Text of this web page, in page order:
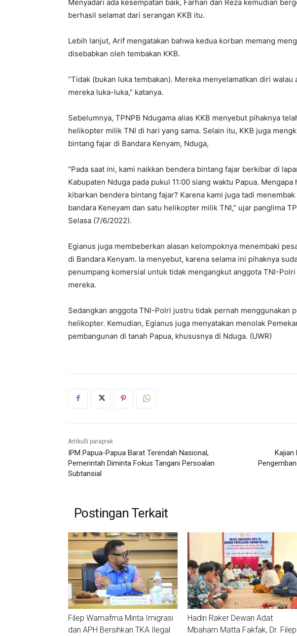
Menyadari ada kesempatan baik, Farhan dan Reza kemudian
berhasil selamat dari serangan KKB itu.
Lebih lanjut, Arif mengatakan bahwa kedua korban memang
disebabkan oleh tembakan KKB.
“Tidak (bukan luka tembakan). Mereka menyelamatkan diri
mereka luka-luka,” katanya.
Sebelumnya, TPNPB Ndugama alias KKB menyebut pihaknya
helikopter milik TNI di hari yang sama. Selain itu, KKB juga
bintang fajar di Bandara Kenyam, Nduga,
“Pada saat ini, kami naikkan bendera bintang fajar berkibar di
Kabupaten Nduga pada pukul 11:00 siang waktu Papua.
kibarkan bendera bintang fajar? Karena kami juga tadi
bandara Keneyam dan satu helikopter milik TNI,” ujar panglima
Selasa (7/6/2022).
Egianus juga membeberkan alasan kelompoknya menembaki
di Bandara Kenyam. Ia menyebut, karena selama ini pihaknya
penumpang komersial untuk tidak mengangkut anggota TNI-
mereka.
Sedangkan anggota TNI-Polri justru tidak pernah menggunakan
helikopter. Kemudian, Egianus juga menyatakan menolak
pembangunan di tanah Papua, khususnya di Nduga. (UWR)
Artikulli paraprak
IPM Papua-Papua Barat Terendah Nasional,
Pemerintah Diminta Fokus Tangani Persoalan
Subtansial
Kajian
Postingan Terkait
Filep Wamafma Minta Imigrasi
dan APH Bersihkan TKA Ilegal
Hadiri Raker Dewan Adat
Mbaham Matta Fakfak, Dr. Filep